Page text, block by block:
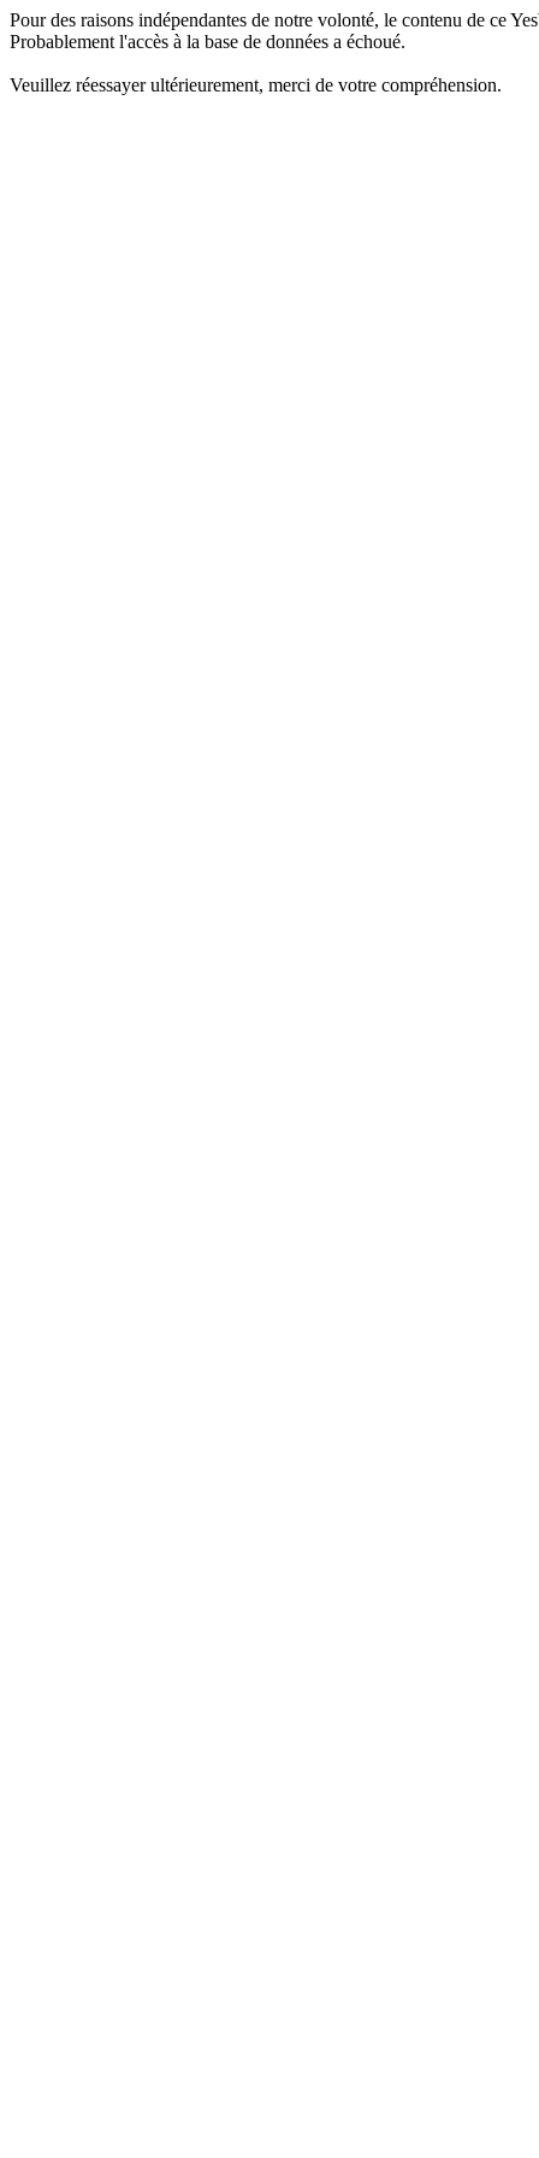
Pour des raisons indépendantes de notre volonté, le contenu de ce
Probablement l'accès à la base de données a échoué.
Veuillez réessayer ultérieurement, merci de votre compréhension.